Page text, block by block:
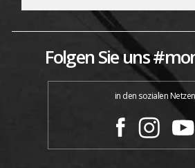
Folgen Sie uns
in den sozialen Netzen